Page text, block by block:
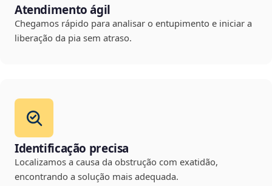
Atendimento ágil
Chegamos rápido para analisar o entupimento e iniciar a
liberação da pia sem atraso.
Identificação precisa
Localizamos a causa da obstrução com exatidão,
encontrando a solução mais adequada.